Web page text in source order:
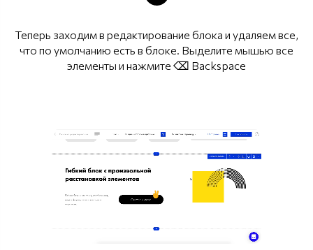
Теперь заходим в редактирование блока и удаляем все,
что по умолчанию есть в блоке. Выделите мышью все
элементы и нажмите ⌫ Backspace